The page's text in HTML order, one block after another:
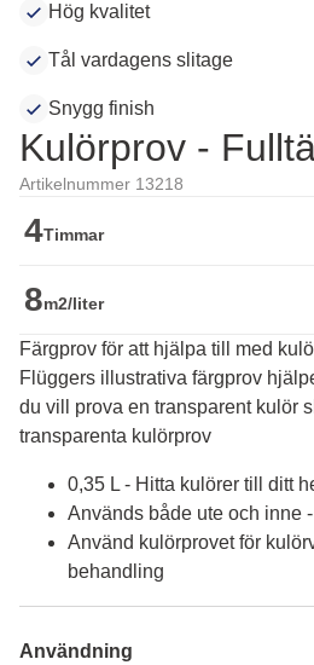
Hög kvalitet
Tål vardagens slitage
Snygg finish
Kulörprov -
Artikelnummer 13218
4Timmar
8m2/liter
Färgprov för att hjälpa till med
Flüggers illustrativa färgprov
du vill prova en transparent kulör
transparenta kulörprov
0,35 L - Hitta kulörer till ditt
Används både ute och inne
Använd kulörprovet för
behandling
Användning